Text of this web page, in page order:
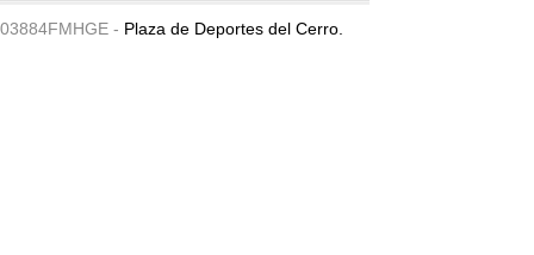
03884FMHGE - Plaza de Deportes del Cerro.